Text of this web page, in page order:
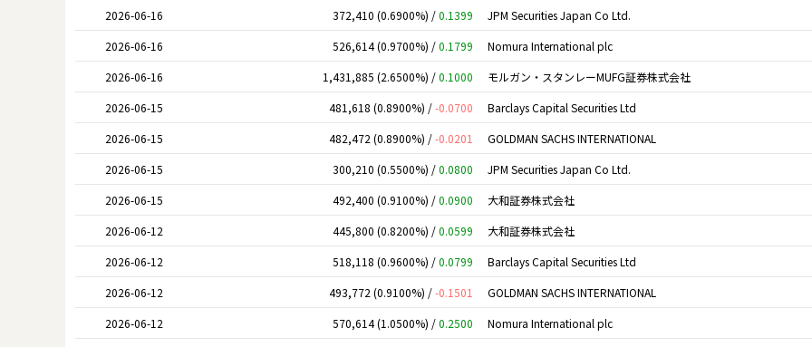
2026-06-16
372,410 (0.6900%) /0.1399 JPM Securities Japan Co Ltd.
2026-06-16
526,614 (0.9700%) /0.1799 Nomura International plc
2026-06-16
1,431,885 (2.6500%) /0.1000 モルガン・スタンレーMUFG証券株式会社
2026-06-15
481,618 (0.8900%) /-0.0700 Barclays Capital Securities Ltd
2026-06-15
482,472 (0.8900%) /-0.0201 GOLDMAN SACHS INTERNATIONAL
2026-06-15
300,210 (0.5500%) /0.0800 JPM Securities Japan Co Ltd.
2026-06-15
492,400 (0.9100%) /0.0900 大和証券株式会社
2026-06-12
445,800 (0.8200%) /0.0599 大和証券株式会社
2026-06-12
518,118 (0.9600%) /0.0799 Barclays Capital Securities Ltd
2026-06-12
493,772 (0.9100%) /-0.1501 GOLDMAN SACHS INTERNATIONAL
2026-06-12
570,614 (1.0500%) /0.2500 Nomura International plc